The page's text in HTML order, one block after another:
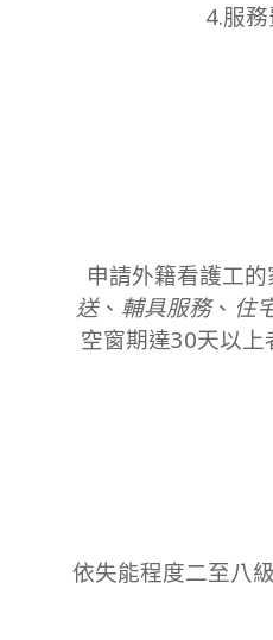
4.服
申請外籍看護工
送、 輔具服務、 住
空窗期達30天以上
依失能程度二至八